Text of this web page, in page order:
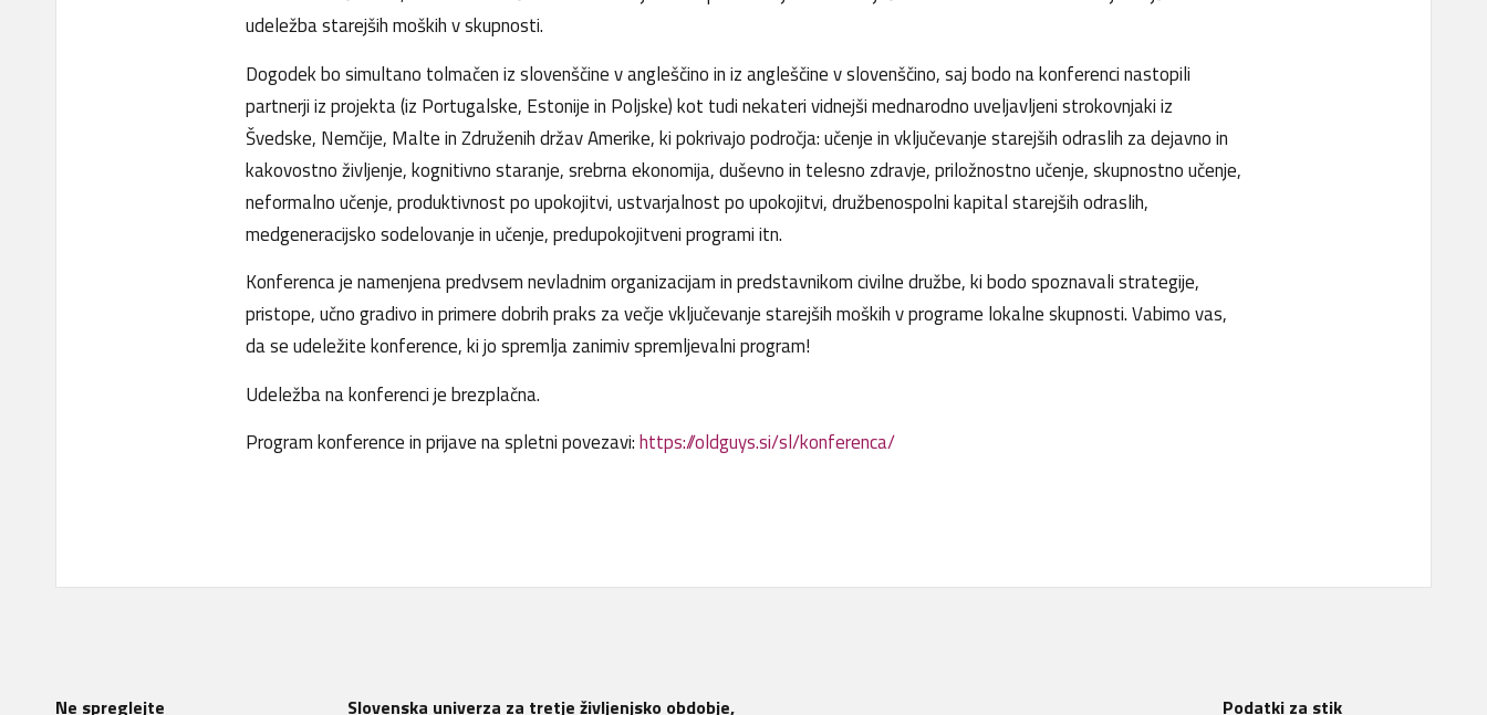
udeležba starejših moških v skupnosti.
Dogodek bo simultano tolmačen iz slovenščine v angleščino in iz angleščine v slovenščino, saj bodo na konferenci nastopili
partnerji iz projekta (iz Portugalske, Estonije in Poljske) kot tudi nekateri vidnejši mednarodno uveljavljeni strokovnjaki iz
Švedske, Nemčije, Malte in Združenih držav Amerike, ki pokrivajo področja: učenje in vključevanje starejših odraslih za dejavno in
kakovostno življenje, kognitivno staranje, srebrna ekonomija, duševno in telesno zdravje, priložnostno učenje, skupnostno učenje,
neformalno učenje, produktivnost po upokojitvi, ustvarjalnost po upokojitvi, družbenospolni kapital starejših odraslih,
medgeneracijsko sodelovanje in učenje, predupokojitveni programi itn.
Konferenca je namenjena predvsem nevladnim organizacijam in predstavnikom civilne družbe, ki bodo spoznavali strategije,
pristope, učno gradivo in primere dobrih praks za večje vključevanje starejših moških v programe lokalne skupnosti. Vabimo vas,
da se udeležite konference, ki jo spremlja zanimiv spremljevalni program!
Udeležba na konferenci je brezplačna.
Program konference in prijave na spletni povezavi:https://oldguys.si/sl/konferenca/
Ne spreglejte Slovenska univerza za tretje življenjsko obdobje, Podatki za stik